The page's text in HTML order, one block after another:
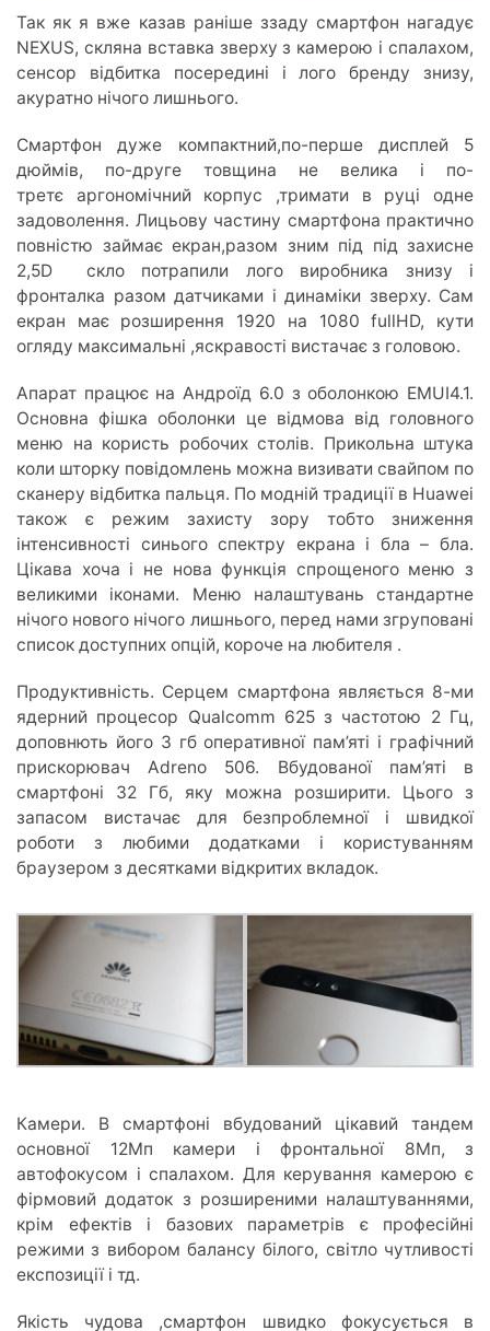
Так як я вже казав раніше ззаду смартфон нагадує
NEXUS, скляна вставка зверху з камерою і спалахом,
сенсор відбитка посередині і лого бренду знизу,
акуратно нічого лишнього.
Смартфон дуже компактний,по-перше дисплей 5
дюймів, по-друге товщина не велика і по-
третє аргономічний корпус ,тримати в руці одне
задоволення. Лицьову частину смартфона практично
повністю займає екран,разом зним під під захисне
2,5D скло потрапили лого виробника знизу і
фронталка разом датчиками і динаміки зверху. Сам
екран має розширення 1920 на 1080 fullHD, кути
огляду максимальні ,яскравості вистачає з головою.
Апарат працює на Андроїд 6.0 з оболонкою EMUI4.1.
Основна фішка оболонки це відмова від головного
меню на користь робочих столів. Прикольна штука
коли шторку повідомлень можна визивати свайпом по
сканеру відбитка пальця. По модній традиції в Huawei
також є режим захисту зору тобто зниження
інтенсивності синього спектру екрана і бла – бла.
Цікава хоча і не нова функція спрощеного меню з
великими іконами. Меню налаштувань стандартне
нічого нового нічого лишнього, перед нами згруповані
список доступних опцій, короче на любителя .
Продуктивність. Серцем смартфона являється 8-ми
ядерний процесор Qualcomm 625 з частотою 2 Гц,
доповнють його 3 гб оперативної пам’яті і графічний
прискорювач Adreno 506. Вбудованої пам’яті в
смартфоні 32 Гб, яку можна розширити. Цього з
запасом вистачає для безпроблемної і швидкої
роботи з любими додатками і користуванням
браузером з десятками відкритих вкладок.
Камери. В смартфоні вбудований цікавий тандем
основної 12Мп камери і фронтальної 8Мп, з
автофокусом і спалахом. Для керування камерою є
фірмовий додаток з розширеними налаштуваннями,
крім ефектів і базових параметрів є професійні
режими з вибором балансу білого, світло чутливості
експозиції і тд.
Якість чудова ,смартфон швидко фокусується в